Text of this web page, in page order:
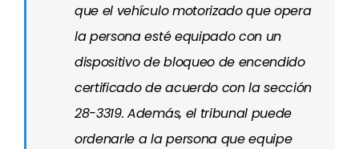
que el vehículo motorizado que opera
la persona esté equipado con un
dispositivo de bloqueo de encendido
certificado de acuerdo con la sección
28-3319. Además, el tribunal puede
ordenarle a la persona que equipe